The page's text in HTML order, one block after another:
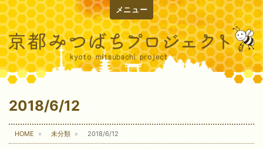
メニュー
2018/6/12
HOME 未分類 2018/6/12